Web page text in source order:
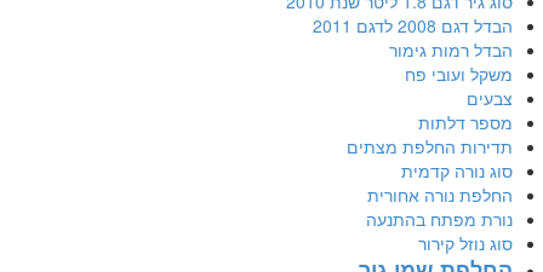
הבדל דגם 2008 לדגם 2011
הבדל רמות גימור
משקל ועובי פח
צבעים
מספר דלתות
תדירות החלפת מצתים
סוג נורה קדמית
החלפת נורה אחורית
נורת מפתח בהתנעה
סוג נוזל קירור